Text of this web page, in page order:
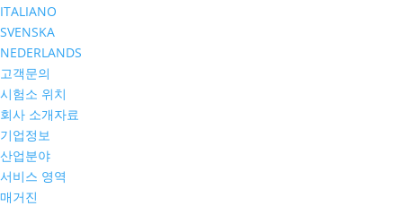
ITALIANO
SVENSKA
NEDERLANDS
고객문의
시험소 위치
회사 소개자료
기업정보
산업분야
서비스 영역
매거진